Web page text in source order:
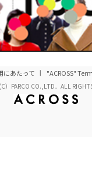
にあたって "ACROSS"
）PARCO CO.,LTD．ALL